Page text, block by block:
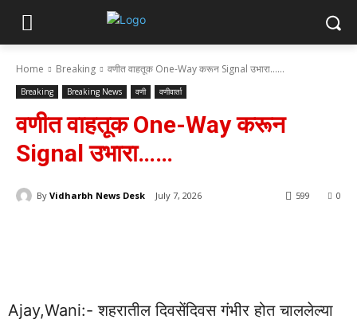
Home Breaking वणीत वाहतूक One-Way करून Signal उभारा......
Breaking Breaking News वणी वणीवार्ता
वणीत वाहतूक One-Way करून
Signal उभारा……
By Vidharbh News Desk July 7, 2026 0
599
Ajay,Wani:- शहरातील दिवसेंदिवस गंभीर होत चाललेल्या